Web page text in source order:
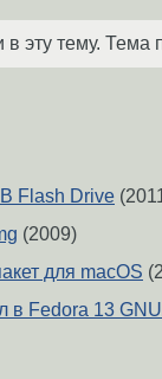
эту тему.
Flash Drive
(2009)
для macOS
в Fedora 13